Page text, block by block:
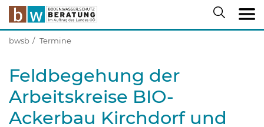
bwsb Termine
Feldbegehung der
Arbeitskreise BIO-
Ackerbau Kirchdorf und